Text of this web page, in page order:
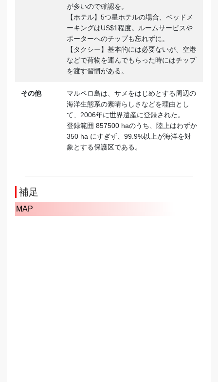
が多いので確認を。
【ホテル】5つ星ホテルの場合、ベッドメ
ーキングはUS$1程度。ルームサービスや
ポーターへのチップも忘れずに。
【タクシー】基本的には必要ないが、空港
などで荷物を運んでもらった時にはチップ
を渡す習慣がある。
その他
マルペロ島は、サメをはじめとする周辺の
海洋生態系の素晴らしさなどを理由とし
て、2006年に世界遺産に登録された。
登録範囲 857500 haのうち、陸上はわずか
350 ha にすぎず、99.9%以上が海洋を対
象とする保護区である。
補足
MAP